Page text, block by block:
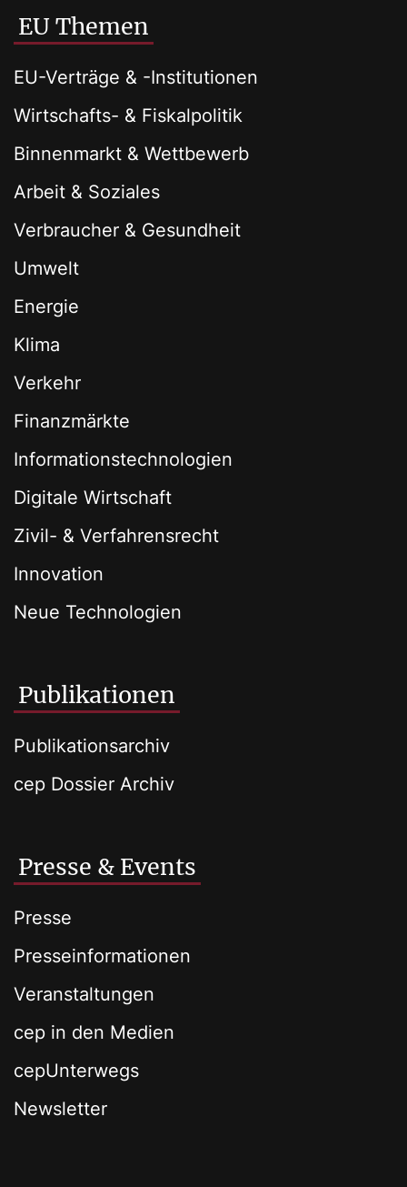
EU Themen
EU-Verträge & -Institutionen
Wirtschafts- & Fiskalpolitik
Binnenmarkt & Wettbewerb
Arbeit & Soziales
Verbraucher & Gesundheit
Umwelt
Energie
Klima
Verkehr
Finanzmärkte
Informationstechnologien
Digitale Wirtschaft
Zivil- & Verfahrensrecht
Innovation
Neue Technologien
Publikationen
Publikationsarchiv
cep Dossier Archiv
Presse & Events
Presse
Presseinformationen
Veranstaltungen
cep in den Medien
cepUnterwegs
Newsletter